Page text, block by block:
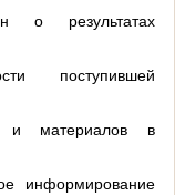
о результатах
поступившей
и материалов в
информирование